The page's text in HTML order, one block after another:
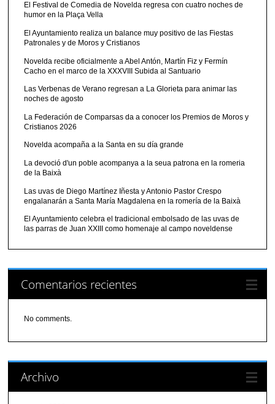
El Festival de Comedia de Novelda regresa con cuatro noches de
humor en la Plaça Vella
El Ayuntamiento realiza un balance muy positivo de las Fiestas
Patronales y de Moros y Cristianos
Novelda recibe oficialmente a Abel Antón, Martín Fiz y Fermín
Cacho en el marco de la XXXVIII Subida al Santuario
Las Verbenas de Verano regresan a La Glorieta para animar las
noches de agosto
La Federación de Comparsas da a conocer los Premios de Moros y
Cristianos 2026
Novelda acompaña a la Santa en su día grande
La devoció d'un poble acompanya a la seua patrona en la romeria
de la Baixà
Las uvas de Diego Martínez Iñesta y Antonio Pastor Crespo
engalanarán a Santa María Magdalena en la romería de la Baixà
El Ayuntamiento celebra el tradicional embolsado de las uvas de
las parras de Juan XXIII como homenaje al campo noveldense
Comentarios recientes
No comments.
Archivo